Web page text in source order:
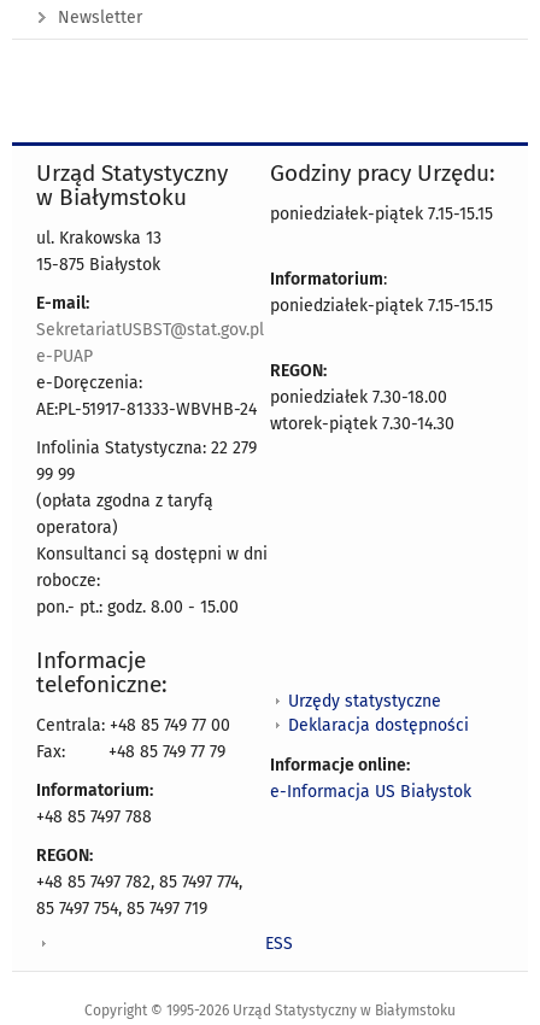
Newsletter
Urząd Statystyczny
w Białymstoku
ul. Krakowska 13
15-875 Białystok
E-mail:
SekretariatUSBST@stat.gov.pl
e-PUAP
e-Doręczenia:
AE:PL-51917-81333-WBVHB-24
Infolinia Statystyczna: 22 279
99 99
(opłata zgodna z taryfą
operatora)
Konsultanci są dostępni w dni
robocze:
pon.- pt.: godz. 8.00 - 15.00
Godziny pracy Urzędu:
poniedziałek-piątek 7.15-15.15
Informatorium:
poniedziałek-piątek 7.15-15.15
REGON:
poniedziałek 7.30-18.00
wtorek-piątek 7.30-14.30
Informacje
telefoniczne:
Centrala: +48 85 749 77 00
Fax:
+48 85 749 77 79
Informatorium:
+48 85 7497 788
REGON:
+48 85 7497 782, 85 7497 774,
85 7497 754, 85 7497 719
Urzędy statystyczne
Deklaracja dostępności
Informacje online:
e-Informacja US Białystok
ESS
Copyright © 1995-2026 Urząd Statystyczny w Białymstoku